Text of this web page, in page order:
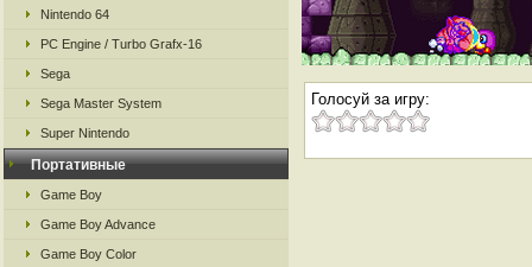
Nintendo 64
PC Engine / Turbo Grafx-16
Sega
Sega Master System
Super Nintendo
Портативные
Game Boy
Game Boy Advance
Game Boy Color
Голосуй за игру: